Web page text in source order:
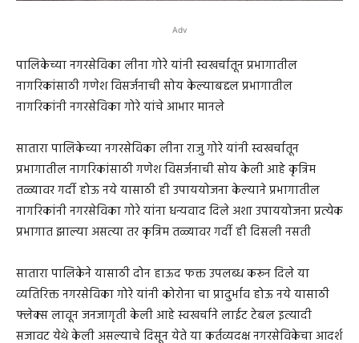
Adv
पालिकेच्या नगरसेविका लीना गोरे यांनी स्वखर्चातून प्रभागातील
नागरिकांसाठी गणेश विसर्जनाची सोय केल्याबद्दल प्रभागातील
नागरिकांनी नगरसेविका गोरे यांचे आभार मानले
सातारा पालिकेच्या नगरसेविका लीना राजु गोरे यांनी स्वखर्चातून
प्रभागातील नागरिकांसाठी गणेश विसर्जनाची सोय केली आहे कृत्रिम
तळ्यावर गर्दी होऊ नये यासाठी ही उपाययोजना केल्याने प्रभागातील
नागरिकांनी नगरसेविका गोरे यांना धन्यवाद दिले अशा उपाययोजना प्रत्येक
प्रभागात झाल्या असत्या तर कृत्रिम तळ्यावर गर्दी ही दिसली नसती
सातारा पालिकेने यासाठी दोन हाऊद फक्त उपलब्ध करून दिले या
व्यतिरिक्त नगरसेविका गोरे यांनी कोरोना चा प्रादुर्भाव होऊ नये यासाठी
फ्लेक्स लावून जनजागृती केली आहे स्वखर्चाने लाईट टेबल इत्यादी
सजावट येथे केली असल्याचे दिसून येते या कर्तव्यदक्ष नगरसेविकेचा आदर्श